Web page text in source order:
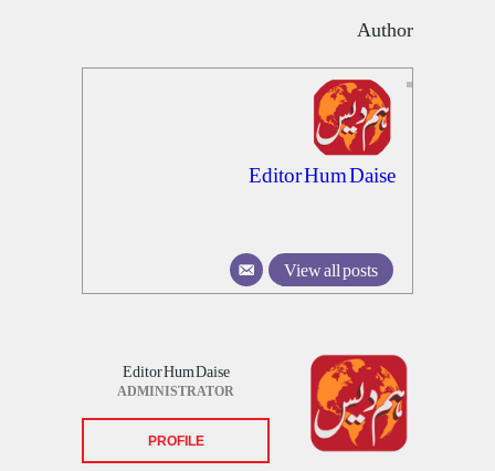
Author
Editor Hum Daise
View all posts
Editor Hum Daise
ADMINISTRATOR
PROFILE